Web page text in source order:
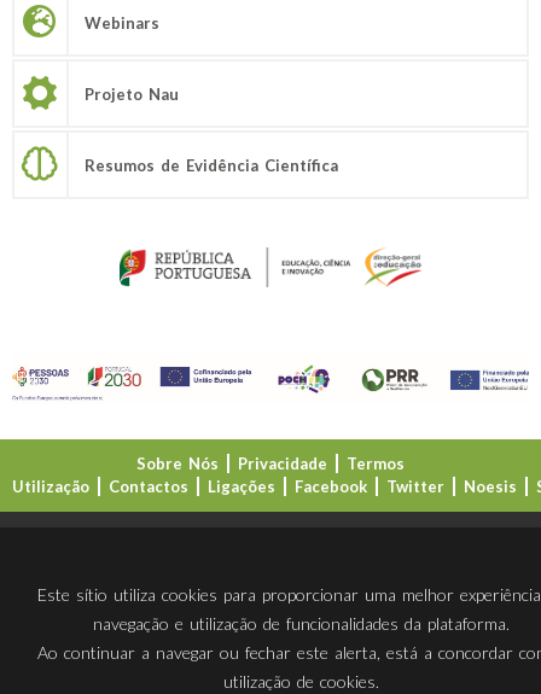
Webinars
Projeto Nau
Resumos de Evidência Científica
Sobre Nós Privacidade
Termos
Utilização
Contactos Ligações Facebook Twitter Noesis
Este sítio utiliza cookies para proporcionar uma melhor
navegação e utilização de funcionalidades da plataforma.
Ao continuar a navegar ou fechar este alerta, está a concordar
utilização de cookies.